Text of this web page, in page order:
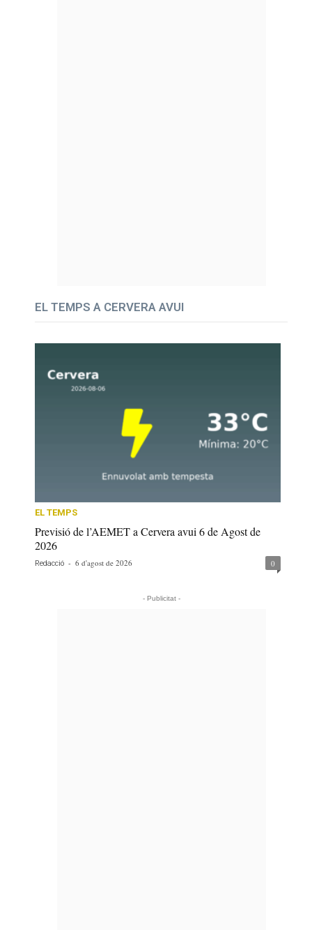
EL TEMPS A CERVERA AVUI
EL TEMPS
Previsió de l’AEMET a Cervera avui 6 de Agost de
2026
Redacció - 6 d'agost de 2026 0
- Publicitat -